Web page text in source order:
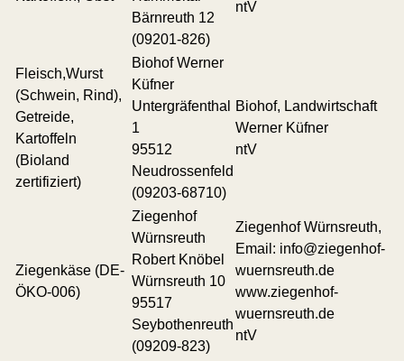
Bärnreuth 12
(09201-826)
ntV
Fleisch,Wurst
(Schwein, Rind),
Getreide,
Kartoffeln
(Bioland
zertifiziert)
Biohof Werner
Küfner
Untergräfenthal
1
95512
Neudrossenfeld
(09203-68710)
Biohof, Landwirtschaft
Werner Küfner
ntV
Ziegenkäse (DE-
ÖKO-006)
Ziegenhof
Würnsreuth
Robert Knöbel
Würnsreuth 10
95517
Seybothenreuth
(09209-823)
Ziegenhof Würnsreuth,
Email: info@ziegenhof-
wuernsreuth.de
www.ziegenhof-
wuernsreuth.de
ntV